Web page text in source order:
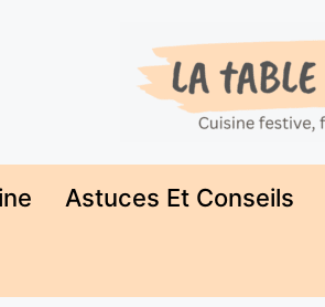
Astuces Et Conseils